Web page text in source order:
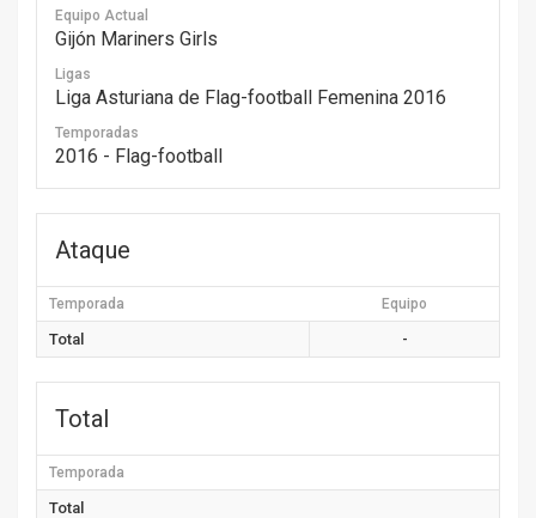
Equipo Actual
Gijón Mariners Girls
Ligas
Liga Asturiana de Flag-football Femenina 2016
Temporadas
2016 - Flag-football
Ataque
Temporada Equipo
Total -
Total
Temporada
Total